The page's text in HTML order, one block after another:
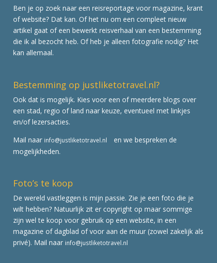
Ben je op zoek naar een reisreportage voor magazine, krant
of website? Dat kan. Of het nu om een compleet nieuw
artikel gaat of een bewerkt reisverhaal van een bestemming
die ik al bezocht heb. Of heb je alleen fotografie nodig? Het
kan allemaal.
Bestemming op justliketotravel.nl?
Ook dat is mogelijk. Kies voor een of meerdere blogs over
een stad, regio of land naar keuze, eventueel met linkjes
en/of lezersacties.
Mail naar info@justliketotravel.nl
en we bespreken de
mogelijkheden.
Foto’s te koop
De wereld vastleggen is mijn passie. Zie je een foto die je
wilt hebben? Natuurlijk zit er copyright op maar sommige
zijn wel te koop voor gebruik op een website, in een
magazine of dagblad of voor aan de muur (zowel zakelijk als
privé). Mail naar info@justliketotravel.nl